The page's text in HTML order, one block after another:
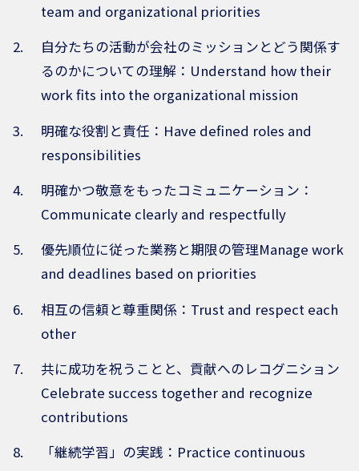
team and organizational priorities
自分たちの活動が会社のミッションとどう関係す
るのかについての理解：Understand how their
work fits into the organizational mission
明確な役割と責任：Have defined roles and
responsibilities
明確かつ敬意をもったコミュニケーション：
Communicate clearly and respectfully
優先順位に従った業務と期限の管理Manage work
and deadlines based on priorities
相互の信頼と尊重関係：Trust and respect each
other
共に成功を祝うことと、貢献へのレコグニション
Celebrate success together and recognize
contributions
「継続学習」の実践：Practice continuous